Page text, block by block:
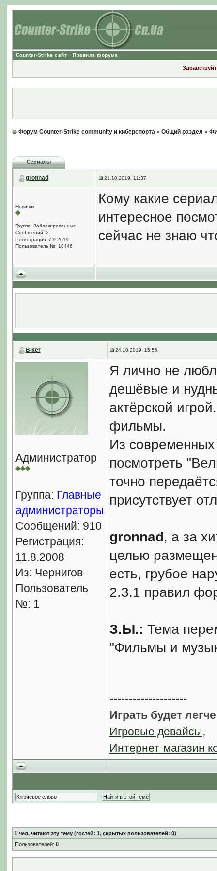
Counter-Strike сайт Правила форума
Форум Counter-Strike community и киберспорта» Общий раздел »
Сериалы
gronnad 21.10.2019, 11:37
Новичок
Группа: Заблокированные
Сообщений: 2
Регистрация: 7.9.2019
Пользователь №: 18446
Кому какие
интересное
сейчас не знаю
Biker 24.10.2019, 15:56
Администратор
Группа: Главные
администраторы
Сообщений: 910
Регистрация:
11.8.2008
Из: Чернигов
Пользователь
№: 1
Я лично не
дешёвые и
актёрской
фильмы.
Из
посмотреть
точно
присутствует
gronnad, а за
целью
есть, грубое
2.3.1 правил
З.Ы.: Тема
"Фильмы и
--------------------
Играть будет
Игровые девайсы,
Интернет-магазин
1 чел. читают эту тему (гостей: 1, скрытых пользователей: 0)
Пользователей: 0